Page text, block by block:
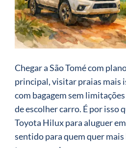
Chegar a São Tomé com
principal, visitar praias mais
com bagagem sem
de escolher carro. É por isso
Toyota Hilux para aluguer
sentido para quem quer